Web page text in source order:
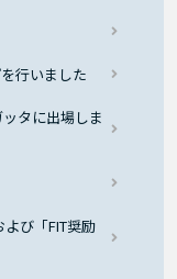
行いました
タに出場しま
び「FIT奨励